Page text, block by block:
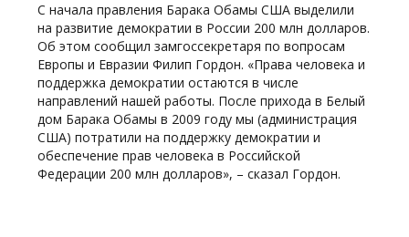
С начала правления Барака Обамы США выделили
на развитие демократии в России 200 млн долларов.
Об этом сообщил замгоссекретаря по вопросам
Европы и Евразии Филип Гордон. «Права человека и
поддержка демократии остаются в числе
направлений нашей работы. После прихода в Белый
дом Барака Обамы в 2009 году мы (администрация
США) потратили на поддержку демократии и
обеспечение прав человека в Российской
Федерации 200 млн долларов», – сказал Гордон.